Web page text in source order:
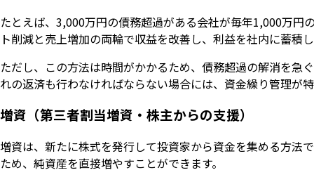
たとえば、3,000万円の債務超過がある会社が毎年1,000万円
ト削減と売上増加の両輪で収益を改善し、利益を社内に蓄積
ただし、この方法は時間がかかるため、債務超過の解消を急
れの返済も行わなければならない場合には、資金繰り管理が
増資（第三者割当増資・株主からの支援）
増資は、新たに株式を発行して投資家から資金を集める方法
ため、純資産を直接増やすことができます。